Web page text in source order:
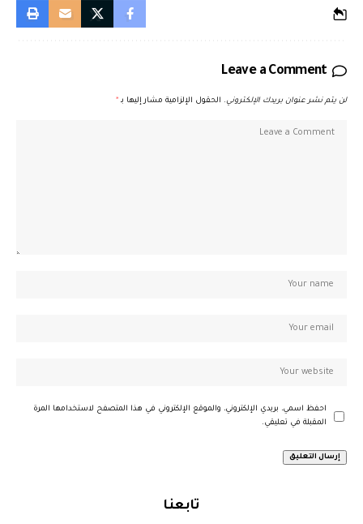
Leave a Comment
لن يتم نشر عنوان بريدك الإلكتروني. الحقول الإلزامية مشار إليها بـ *
احفظ اسمي، بريدي الإلكتروني، والموقع الإلكتروني في هذا المتصفح لاستخدامها المرة
المقبلة في تعليقي.
تابعنا